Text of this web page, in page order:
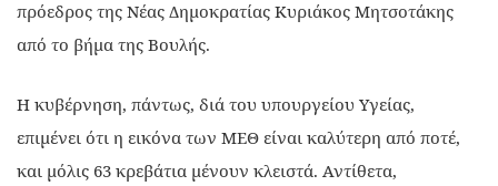
πρόεδρος της Νέας Δημοκρατίας Κυριάκος Μητσοτάκης
από το βήμα της Βουλής.
Η κυβέρνηση, πάντως, διά του υπουργείου Υγείας,
επιμένει ότι η εικόνα των ΜΕΘ είναι καλύτερη από ποτέ,
και μόλις 63 κρεβάτια μένουν κλειστά. Αντίθετα,